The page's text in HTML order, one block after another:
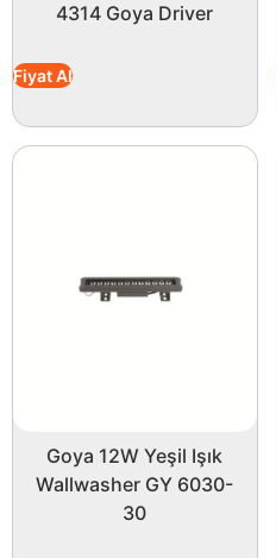
4314 Goya Driver
Fiyat Al
Goya 12W Yeşil Işık
Wallwasher GY 6030-
30